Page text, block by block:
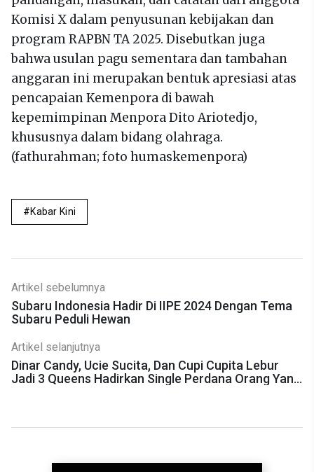
Komisi X dalam penyusunan kebijakan dan
program RAPBN TA 2025. Disebutkan juga
bahwa usulan pagu sementara dan tambahan
anggaran ini merupakan bentuk apresiasi atas
pencapaian Kemenpora di bawah
kepemimpinan Menpora Dito Ariotedjo,
khususnya dalam bidang olahraga.
(fathurahman; foto humaskemenpora)
Kabar Kini
Artikel sebelumnya
Subaru Indonesia Hadir Di IIPE 2024 Dengan Tema
Subaru Peduli Hewan
Artikel selanjutnya
Dinar Candy, Ucie Sucita, Dan Cupi Cupita Lebur
Jadi 3 Queens Hadirkan Single Perdana Orang Yang